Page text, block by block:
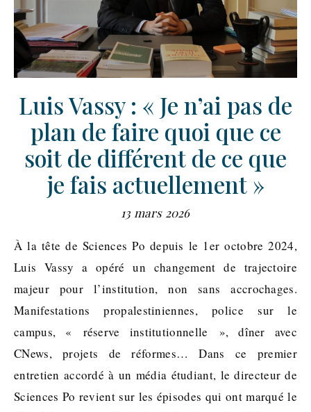
Luis Vassy : « Je n’ai pas de
plan de faire quoi que ce
soit de différent de ce que
je fais actuellement »
13 mars 2026
À la tête de Sciences Po depuis le 1er octobre 2024,
Luis Vassy a opéré un changement de trajectoire
majeur pour l’institution, non sans accrochages.
Manifestations propalestiniennes, police sur le
campus, « réserve institutionnelle », dîner avec
CNews, projets de réformes… Dans ce premier
entretien accordé à un média étudiant, le directeur de
Sciences Po revient sur les épisodes qui ont marqué le